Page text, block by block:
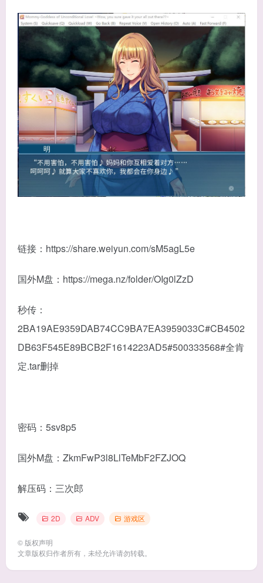
链接：https://share.weiyun.com/sM5agL5e
国外M盘：https://mega.nz/folder/OIg0lZzD
秒传：
2BA19AE9359DAB74CC9BA7EA3959033C#CB4502
DB63F545E89BCB2F1614223AD5#500333568#全肯
定.tar删掉
密码：5sv8p5
国外M盘：ZkmFwP3l8LlTeMbF2FZJOQ
解压码：三次郎
2D ADV 游戏区
© 版权声明
文章版权归作者所有，未经允许请勿转载。